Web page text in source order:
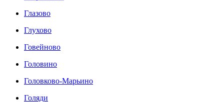
Глазово
Глухово
Говейново
Головино
Головково-Марьино
Голяди